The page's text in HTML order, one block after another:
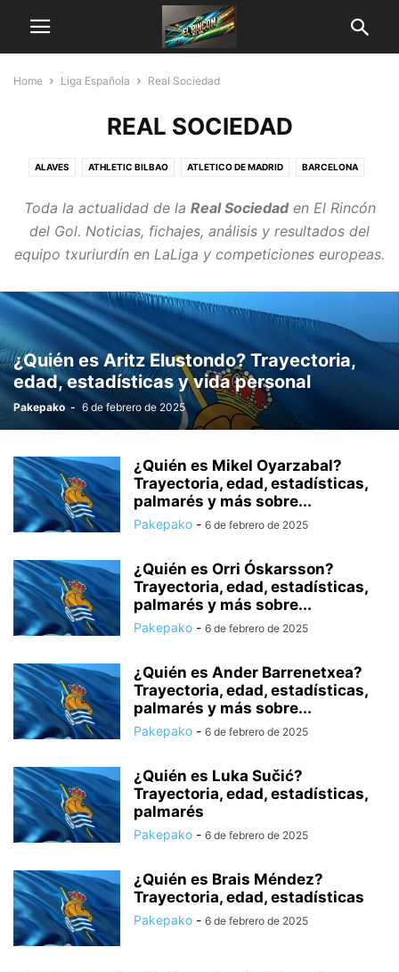
Home Liga Española Real Sociedad
REAL SOCIEDAD
ALAVES ATHLETIC BILBAO ATLETICO DE MADRID BARCELONA
GIRONA LEGANES MALLORCA OSASUNA RAYO VALLECANO
REAL SOCIEDAD SEVILLA VALENCIA
VILLARREAL
Toda la actualidad de la Real Sociedaden El Rincón
del Gol. Noticias, fichajes, análisis y resultados del
equipo txuriurdín en LaLiga y competiciones europeas.
¿Quién es Aritz Elustondo? Trayectoria,
edad, estadísticas y vida personal
Pakepako - 6 de febrero de 2025
¿Quién es Mikel Oyarzabal?
Trayectoria, edad, estadísticas,
palmarés y más sobre...
Pakepako - 6 de febrero de 2025
¿Quién es Orri Óskarsson?
Trayectoria, edad, estadísticas,
palmarés y más sobre...
Pakepako - 6 de febrero de 2025
¿Quién es Ander Barrenetxea?
Trayectoria, edad, estadísticas,
palmarés y más sobre...
Pakepako - 6 de febrero de 2025
¿Quién es Luka Sučić?
Trayectoria, edad, estadísticas,
palmarés
Pakepako - 6 de febrero de 2025
¿Quién es Brais Méndez?
Trayectoria, edad, estadísticas
Pakepako - 6 de febrero de 2025